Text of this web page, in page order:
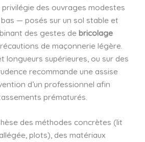
privilégie des ouvrages modestes
— posés sur un sol stable et
des gestes de bricolage
de maçonnerie légère.
longueurs supérieures, ou sur des
recommande une assise
d’un professionnel afin
prématurés.
des méthodes concrètes (lit
plots), des matériaux